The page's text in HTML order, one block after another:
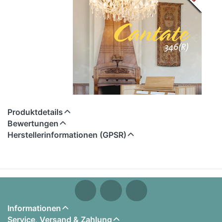
Drei Manuale, eine großzügige Disposition und ein
mächtiger aber differenzierter Klang: Diese Orgel
kommt in ihrer Ausstattungsklasse regelmäßig in
die engere Wahl.
Produktdetails
Bewertungen
Herstellerinformationen (GPSR)
Informationen
Service, Versand & Zahlung